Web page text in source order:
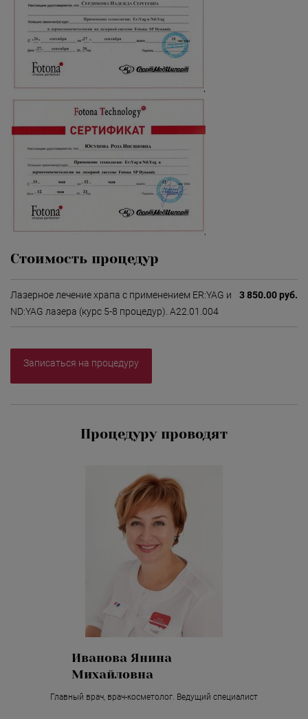
Стоимость процедур
Лазерное лечение храпа с применением ER:YAG и
ND:YAG лазера (курс 5-8 процедур). А22.01.004
3 850.00 руб.
Записаться на процедуру
Процедуру проводят
Толокова Светлана
Сергеевна
Врач-эндокринолог, врач-дерматовенеролог, врач-косметолог.